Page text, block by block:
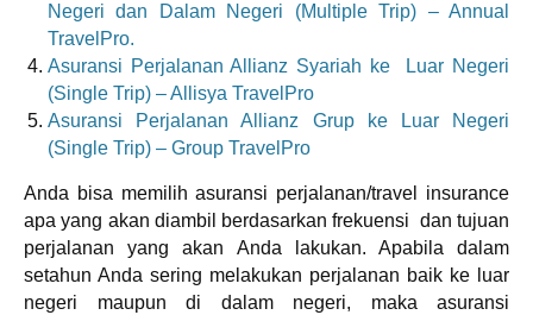
Negeri dan Dalam Negeri (Multiple Trip) – Annual
TravelPro.
Asuransi Perjalanan Allianz Syariah ke Luar Negeri
(Single Trip) – Allisya TravelPro
Asuransi Perjalanan Allianz Grup ke Luar Negeri
(Single Trip) – Group TravelPro
Anda bisa memilih asuransi perjalanan/travel insurance
apa yang akan diambil berdasarkan frekuensi dan tujuan
perjalanan yang akan Anda lakukan. Apabila dalam
setahun Anda sering melakukan perjalanan baik ke luar
negeri maupun di dalam negeri, maka asuransi